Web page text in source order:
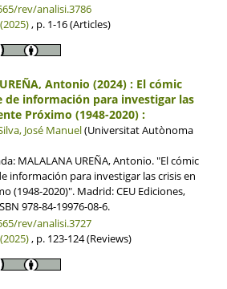
rev/analisi.3786
, p. 1-16 (Articles)
Antonio (2024) : El cómic
de información para investigar las
Próximo (1948-2020) :
José Manuel(Universitat Autònoma
MALALANA UREÑA, Antonio. "El cómic
información para investigar las crisis en
(1948-2020)". Madrid: CEU Ediciones,
978-84-19976-08-6.
rev/analisi.3727
, p. 123-124 (Reviews)